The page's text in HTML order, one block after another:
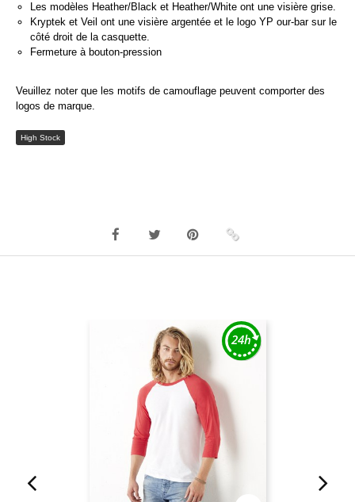
Les modèles Heather/Black et Heather/White ont une visière grise.
Kryptek et Veil ont une visière argentée et le logo YP our-bar sur le
côté droit de la casquette.
Fermeture à bouton-pression
Veuillez noter que les motifs de camouflage peuvent comporter des
logos de marque.
High Stock